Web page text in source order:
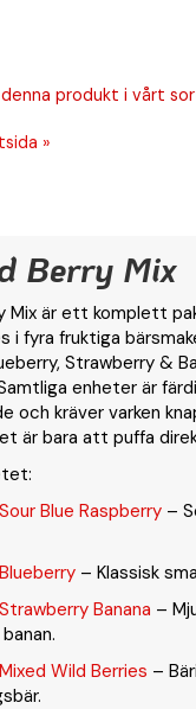
denna produkt i vårt
»
Berry Mix
Mix är ett komplett
i fyra fruktiga
Strawberry &
enheter är
och kräver varken
är bara att puffa
Blue Raspberry –
– Klassisk
Banana –
Wild Berries –